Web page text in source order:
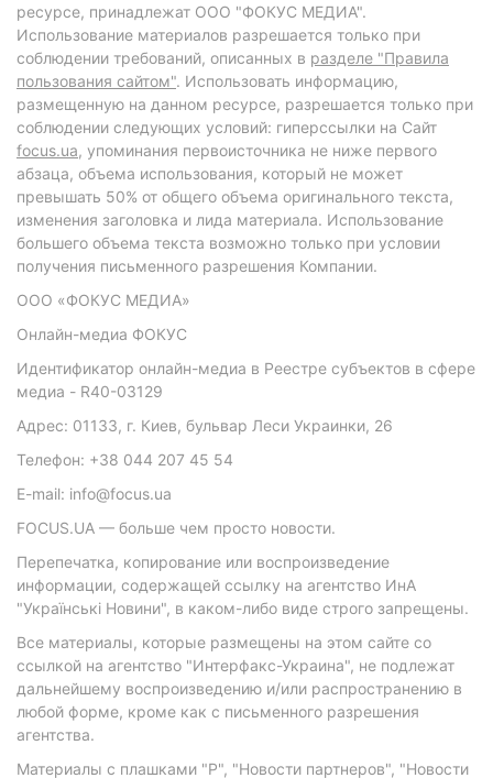
ресурсе, принадлежат ООО "ФОКУС МЕДИА".
Использование материалов разрешается только при
соблюдении требований, описанных в разделе "Правила
пользования сайтом". Использовать информацию,
размещенную на данном ресурсе, разрешается только при
соблюдении следующих условий: гиперссылки на Сайт
focus.ua, упоминания первоисточника не ниже первого
абзаца, объема использования, который не может
превышать 50% от общего объема оригинального текста,
изменения заголовка и лида материала. Использование
большего объема текста возможно только при условии
получения письменного разрешения Компании.
ООО «ФОКУС МЕДИА»
Онлайн-медиа ФОКУС
Идентификатор онлайн-медиа в Реестре субъектов в сфере
медиа - R40-03129
Адрес: 01133, г. Киев, бульвар Леси Украинки, 26
Телефон: +38 044 207 45 54
E-mail: info@focus.ua
FOCUS.UA — больше чем просто новости.
Перепечатка, копирование или воспроизведение
информации, содержащей ссылку на агентство ИнА
"Українські Новини", в каком-либо виде строго запрещены.
Все материалы, которые размещены на этом сайте со
ссылкой на агентство "Интерфакс-Украина", не подлежат
дальнейшему воспроизведению и/или распространению в
любой форме, кроме как с письменного разрешения
агентства.
Материалы с плашками "Р", "Новости партнеров", "Новости